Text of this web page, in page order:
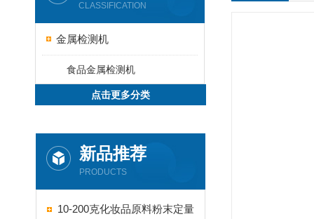
CLASSIFICATION
金属检测机
食品金属检测机
点击更多分类
新品推荐
PRODUCTS
10-200克化妆品原料粉末定量